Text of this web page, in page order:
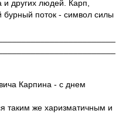
других людей. Карп,
поток - символ силы
Карпина - с днем
таким же харизматичным и